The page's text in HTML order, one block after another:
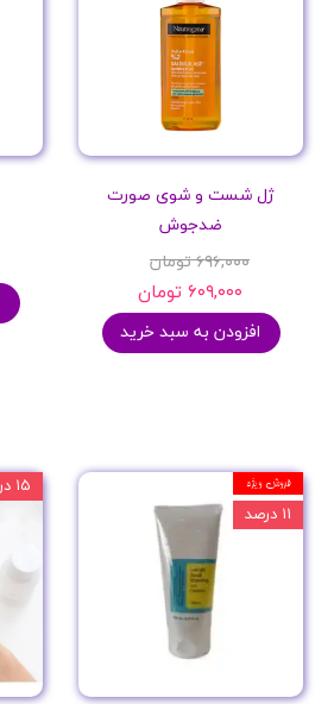
ژل شست و شوی صورت
ضدجوش
۶۹۶,۰۰۰ تومان
۶۰۹,۰۰۰ تومان
افزودن به سبد خرید
فروش ویژه
۱۱ درصد
۱۵ درصد